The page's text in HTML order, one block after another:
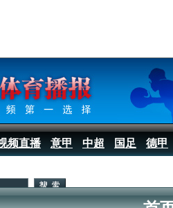
频直播 意甲 中超 国足 德甲